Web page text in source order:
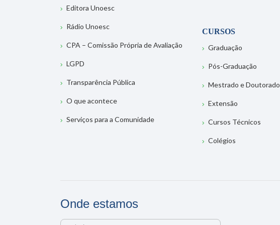
Editora Unoesc
Rádio Unoesc
CPA – Comissão Própria de Avaliação
LGPD
Transparência Pública
O que acontece
Serviços para a Comunidade
CURSOS
Graduação
Pós-Graduação
Mestrado e Doutorado
Extensão
Cursos Técnicos
Colégios
Onde estamos